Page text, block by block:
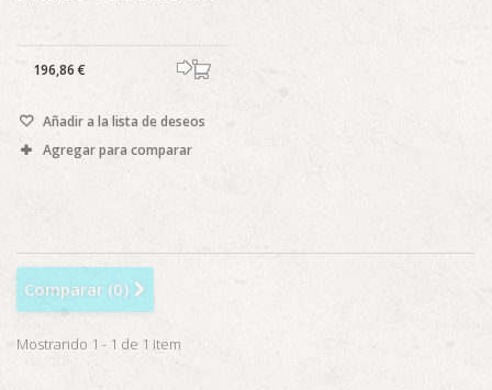
196,86 €
Añadir a la lista de deseos
Agregar para comparar
Comparar (0)
Mostrando 1 - 1 de 1 item